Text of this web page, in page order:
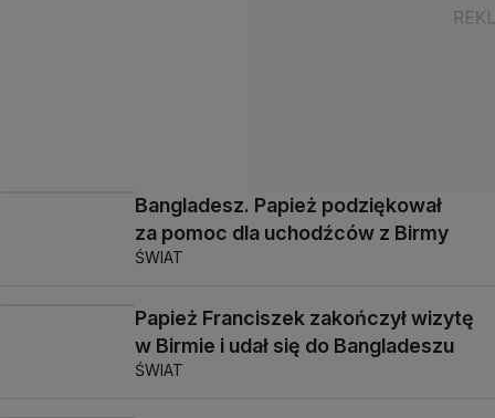
Bangladesz. Papież podziękował
za pomoc dla uchodźców z Birmy
ŚWIAT
Papież Franciszek zakończył wizytę
w Birmie i udał się do Bangladeszu
ŚWIAT